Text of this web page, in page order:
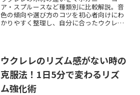
ア・スプルースなど種類別に比較解説。音
色の傾向や選び方のコツを初心者向けにわ
かりやすく整理し、自分に合ったウクレレ
ウクレレのリズム感がない時の
克服法！1日5分で変わるリズ
ム強化術